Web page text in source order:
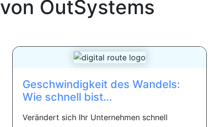
von OutSystems
Geschwindigkeit des Wandels:
Wie schnell bist...
Verändert sich Ihr Unternehmen schnell